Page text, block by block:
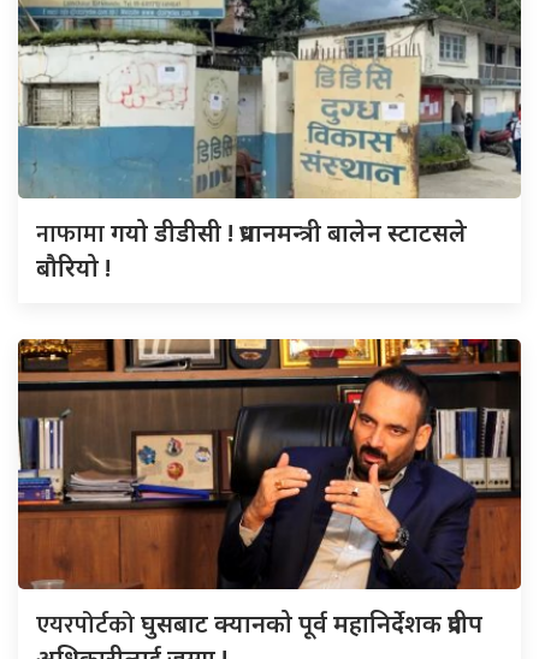
नाफामागयो डीडीसी ! प्रधानमन्त्री बालेन स्टाटसले
बौरियो !
एयरपोर्टकोघुसबाट क्यानको पूर्व महानिर्देशक प्रदीप